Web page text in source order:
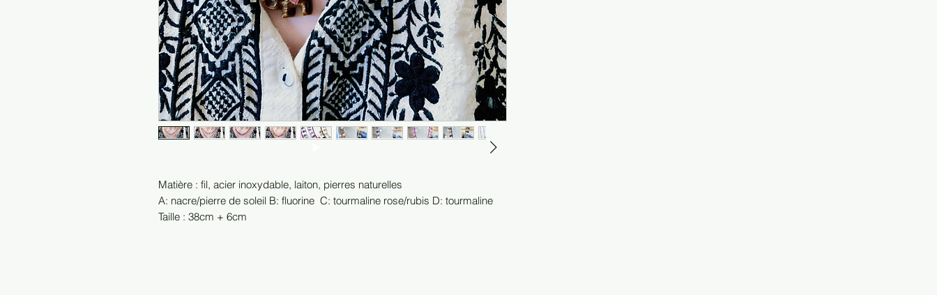
Matière : fil, acier inoxydable, laiton, pierres naturelles
A: nacre/pierre de soleil B: fluorine C: tourmaline rose/rubis D: tourmaline
Taille : 38cm + 6cm